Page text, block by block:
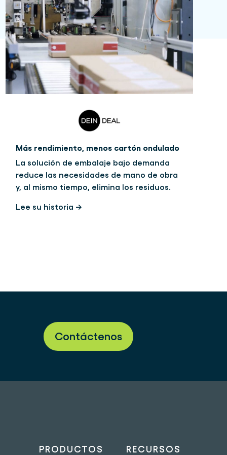
Más rendimiento, menos cartón ondulado
La solución de embalaje bajo demanda
reduce las necesidades de mano de obra
y, al mismo tiempo, elimina los residuos.
Lee su historia →
Contáctenos
PRODUCTOS RECURSOS